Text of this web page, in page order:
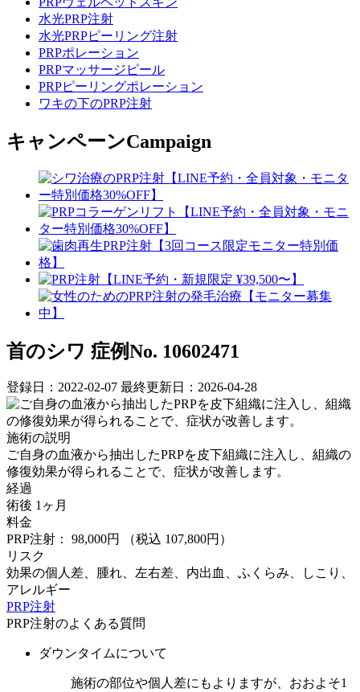
水光PRP注射
水光PRPピーリング注射
PRPポレーション
PRPマッサージピール
PRPピーリングポレーション
ワキの下のPRP注射
キャンペーンCampaign
首のシワ 症例No. 10602471
登録日：2022-02-07 最終更新日：2026-04-28
施術の説明
ご自身の血液から抽出したPRPを皮下組織に注入し、組織の
修復効果が得られることで、症状が改善します。
経過
術後 1ヶ月
料金
PRP注射： 98,000円
（税込 107,800円）
リスク
効果の個人差、腫れ、左右差、内出血、ふくらみ、しこり、
アレルギー
PRP注射
PRP注射のよくある質問
ダウンタイムについて
施術の部位や個人差にもよりますが、おおよそ1